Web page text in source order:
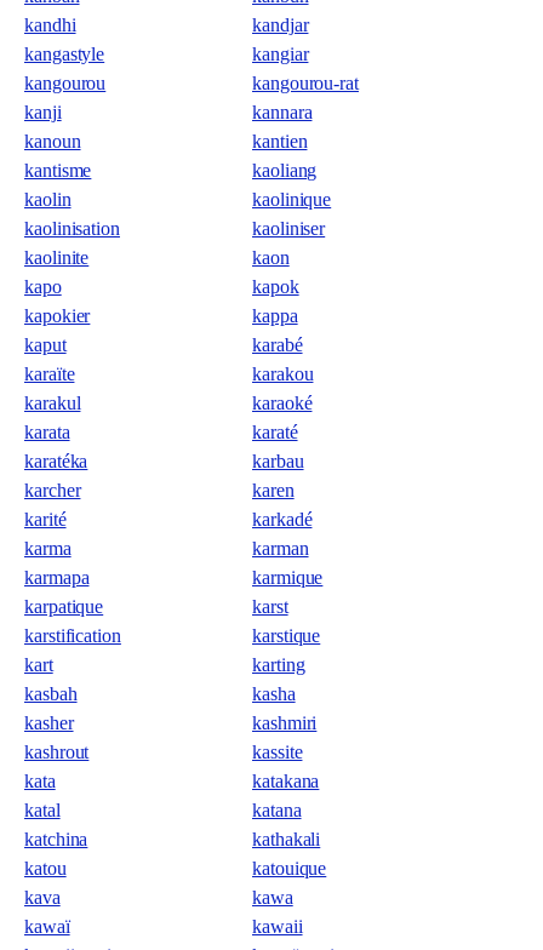
kandhi
kandjar
kangastyle
kangiar
kangourou
kangourou-rat
kanji
kannara
kanoun
kantien
kantisme
kaoliang
kaolin
kaolinique
kaolinisation
kaoliniser
kaolinite
kaon
kapo
kapok
kapokier
kappa
kaput
karabé
karaïte
karakou
karakul
karaoké
karata
karaté
karatéka
karbau
karcher
karen
karité
karkadé
karma
karman
karmapa
karmique
karpatique
karst
karstification
karstique
kart
karting
kasbah
kasha
kasher
kashmiri
kashrout
kassite
kata
katakana
katal
katana
katchina
kathakali
katou
katouique
kava
kawa
kawaï
kawaii